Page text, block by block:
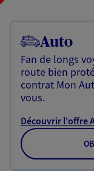
Auto
Fan de longs
route bien
contrat Mon
vous.
Découvrir l'offre